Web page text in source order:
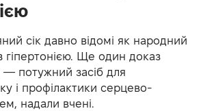
сік давно відомі як народний
гіпертонією. Ще один доказ
потужний засіб для
і профілактики серцево-
надали вчені.